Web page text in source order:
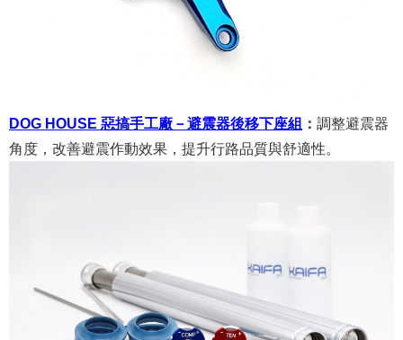
DOG HOUSE 惡搞手工廠－避震器後移下座組 ： 調整避震器
角度，改善避震作動效果，提升行路品質與舒適性。